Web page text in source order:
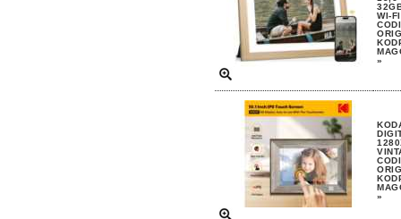
WI-FI
»
»